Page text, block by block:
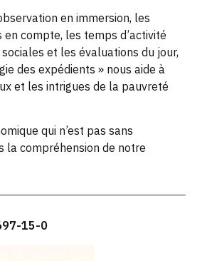
en immersion, les
en compte, les temps d’activité
et les évaluations du jour,
des expédients » nous aide à
et les intrigues de la pauvreté
qui n’est pas sans
la compréhension de notre
15-0